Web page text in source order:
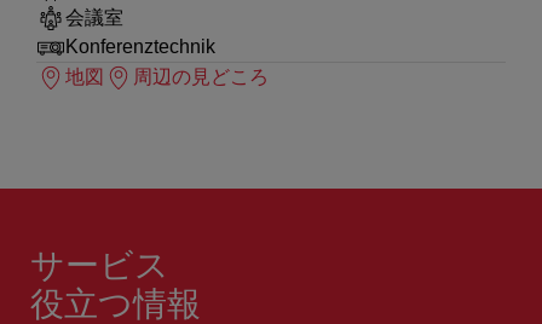
会議室
Konferenztechnik
地図
周辺の見どころ
サービス
役立つ情報